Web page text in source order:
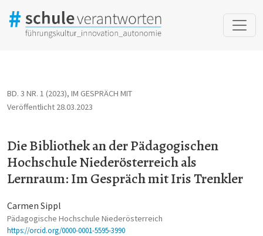
BD. 3 NR. 1 (2023), IM GESPRÄCH MIT
Die Bibliothek an der Pädagogischen
Hochschule Niederösterreich als
Lernraum: Im Gespräch mit Iris Trenkler
Veröffentlicht 28.03.2023
Carmen Sippl
Pädagogische Hochschule Niederösterreich
https://orcid.org/0000-0001-5595-3990